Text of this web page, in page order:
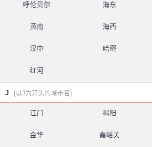
呼伦贝尔 海东
黄南 海西
汉中 哈密
红河
J (以J为开头的城市名)
江门 揭阳
金华 嘉峪关